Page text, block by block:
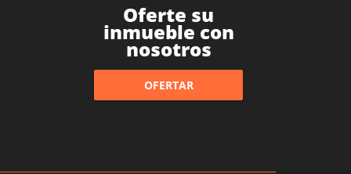
Oferte su
inmueble con
nosotros
OFERTAR